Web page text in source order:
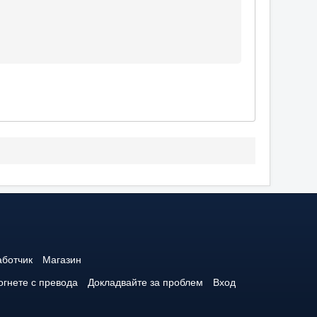
Магазин
с превода
Докладвайте за проблем Вход